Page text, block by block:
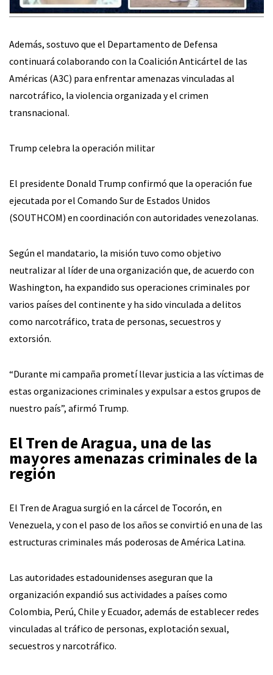
Además, sostuvo que el Departamento de Defensa
continuará colaborando con la Coalición Anticártel de las
Américas (A3C) para enfrentar amenazas vinculadas al
narcotráfico, la violencia organizada y el crimen
transnacional.
Trump celebra la operación militar
El presidente Donald Trump confirmó que la operación fue
ejecutada por el Comando Sur de Estados Unidos
(SOUTHCOM) en coordinación con autoridades venezolanas.
Según el mandatario, la misión tuvo como objetivo
neutralizar al líder de una organización que, de acuerdo con
Washington, ha expandido sus operaciones criminales por
varios países del continente y ha sido vinculada a delitos
como narcotráfico, trata de personas, secuestros y
extorsión.
“Durante mi campaña prometí llevar justicia a las víctimas de
estas organizaciones criminales y expulsar a estos grupos de
nuestro país”, afirmó Trump.
El Tren de Aragua, una de las
mayores amenazas criminales de la
región
El Tren de Aragua surgió en la cárcel de Tocorón, en
Venezuela, y con el paso de los años se convirtió en una de las
estructuras criminales más poderosas de América Latina.
Las autoridades estadounidenses aseguran que la
organización expandió sus actividades a países como
Colombia, Perú, Chile y Ecuador, además de establecer redes
vinculadas al tráfico de personas, explotación sexual,
secuestros y narcotráfico.